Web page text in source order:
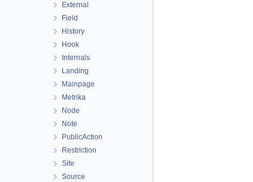
External
Field
History
Hook
Internals
Landing
Mainpage
Metrika
Node
Note
PublicAction
Restriction
Site
Source